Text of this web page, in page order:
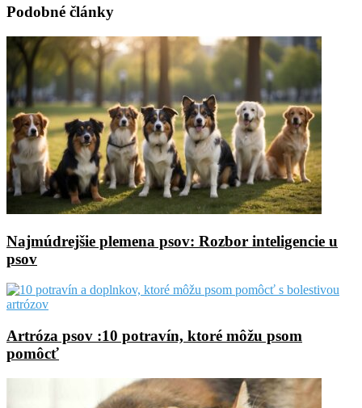
Email
Podobné články
Najmúdrejšie plemena psov: Rozbor inteligencie u
psov
Artróza psov :10 potravín, ktoré môžu psom
pomôcť